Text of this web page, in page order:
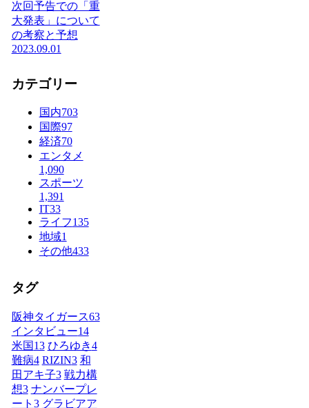
次回予告での「重
大発表」について
の考察と予想
2023.09.01
カテゴリー
国内703
国際97
経済70
エンタメ
1,090
スポーツ
1,391
IT33
ライフ135
地域1
その他433
タグ
阪神タイガース63
インタビュー14
米国13 ひろゆき4
難病4 RIZIN3 和
田アキ子3 戦力構
想3 ナンバープレ
ート 3 グラビアア